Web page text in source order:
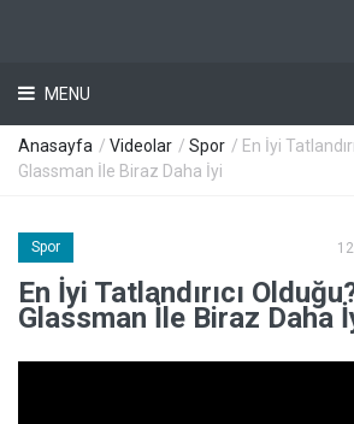
MENU
Anasayfa / Videolar / Spor / En İyi
Glassman İle Biraz Daha İyi
Spor
En İyi Tatlandırıcı
Glassman İle Biraz Daha